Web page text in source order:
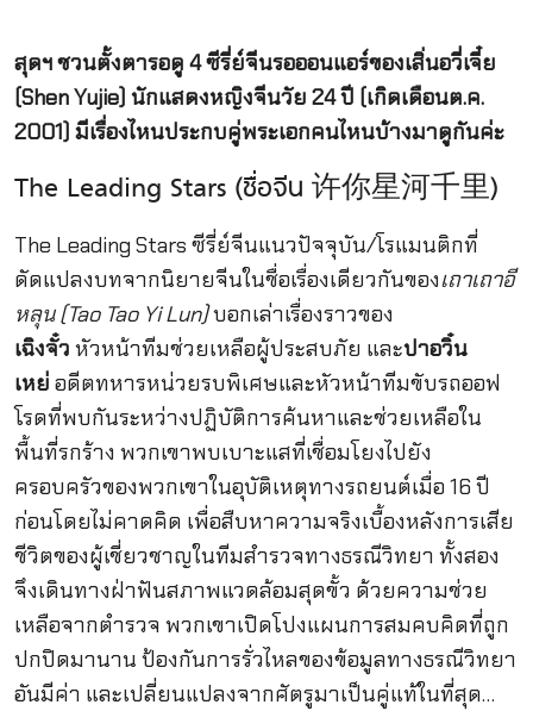
สุดฯ ชวนตั้งตารอดู 4 ซีรี่ย์จีนรอออนแอร์ของเสิ่นอวี่เจี๋ย
(Shen Yujie) นักแสดงหญิงจีนวัย 24 ปี (เกิดเดือนต.ค.
2001) มีเรื่องไหนประกบคู่พระเอกคนไหนบ้างมาดูกันค่ะ
The Leading Stars (ชื่อจีน 许你星河千里)
The Leading Stars ซีรี่ย์จีนแนวปัจจุบัน/โรแมนติกที่
ดัดแปลงบทจากนิยายจีนในชื่อเรื่องเดียวกันของเถาเถาอี
หลุน (Tao Tao Yi Lun)บอกเล่าเรื่องราวของ
เฉิงจั๋ว หัวหน้าทีมช่วยเหลือผู้ประสบภัย และปาอวิ๋น
เหย่ อดีตทหารหน่วยรบพิเศษและหัวหน้าทีมขับรถออฟ
โรดที่พบกันระหว่างปฏิบัติการค้นหาและช่วยเหลือใน
พื้นที่รกร้าง พวกเขาพบเบาะแสที่เชื่อมโยงไปยัง
ครอบครัวของพวกเขาในอุบัติเหตุทางรถยนต์เมื่อ 16 ปี
ก่อนโดยไม่คาดคิด เพื่อสืบหาความจริงเบื้องหลังการเสีย
ชีวิตของผู้เชี่ยวชาญในทีมสำรวจทางธรณีวิทยา ทั้งสอง
จึงเดินทางฝ่าฟันสภาพแวดล้อมสุดขั้ว ด้วยความช่วย
เหลือจากตำรวจ พวกเขาเปิดโปงแผนการสมคบคิดที่ถูก
ปกปิดมานาน ป้องกันการรั่วไหลของข้อมูลทางธรณีวิทยา
อันมีค่า และเปลี่ยนแปลงจากศัตรูมาเป็นคู่แท้ในที่สุด…